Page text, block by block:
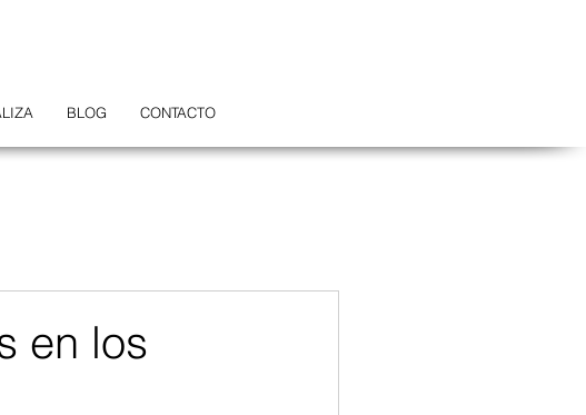
BLOG CONTACTO
en los